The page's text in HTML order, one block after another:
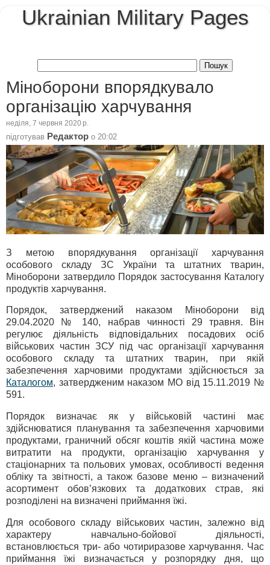
Ukrainian Military Pages
Міноборони впорядкувало
організацію харчування
неділя, 7 червня 2020 р.
підготував Редактор о 20:02
З метою впорядкування організації харчування
особового складу ЗС України та штатних тварин,
Міноборони затвердило Порядок застосування Каталогу
продуктів харчування.
Порядок, затверджений наказом Міноборони від
29.04.2020 № 140, набрав чинності 29 травня. Він
регулює діяльність відповідальних посадових осіб
військових частин ЗСУ під час організації харчування
особового складу та штатних тварин, при якій
забезпечення харчовими продуктами здійснюється за
Каталогом, затвердженим наказом МО від 15.11.2019 №
591.
Порядок визначає як у військовій частині має
здійснюватися планування та забезпечення харчовими
продуктами, граничний обсяг коштів якій частина може
витратити на продукти, організацію харчування у
стаціонарних та польових умовах, особливості ведення
обліку та звітності, а також базове меню – визначений
асортимент обов’язкових та додаткових страв, які
розподілені на визначені приймання їжі.
Для особового складу військових частин, залежно від
характеру навчально-бойової діяльності,
встановлюється три- або чотириразове харчування. Час
приймання їжі визначається у розпорядку дня, що